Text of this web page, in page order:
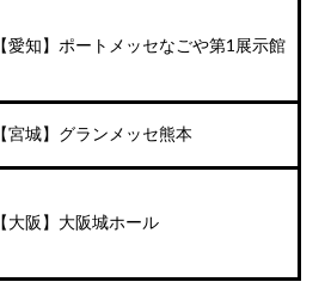
【愛知】ポートメッセなごや第1展示館
【宮城】グランメッセ熊本
【大阪】大阪城ホール